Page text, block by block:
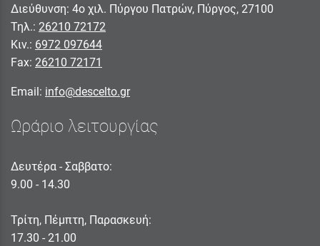
Διεύθυνση: 4ο χιλ. Πύργου Πατρών, Πύργος, 27100
Τηλ.: 26210 72172
Κιν.: 6972 097644
Fax: 26210 72171
Email: info@descelto.gr
Ωράριο λειτουργίας
Δευτέρα - Σαββατο:
9.00 - 14.30
Τρίτη, Πέμπτη, Παρασκευή:
17.30 - 21.00